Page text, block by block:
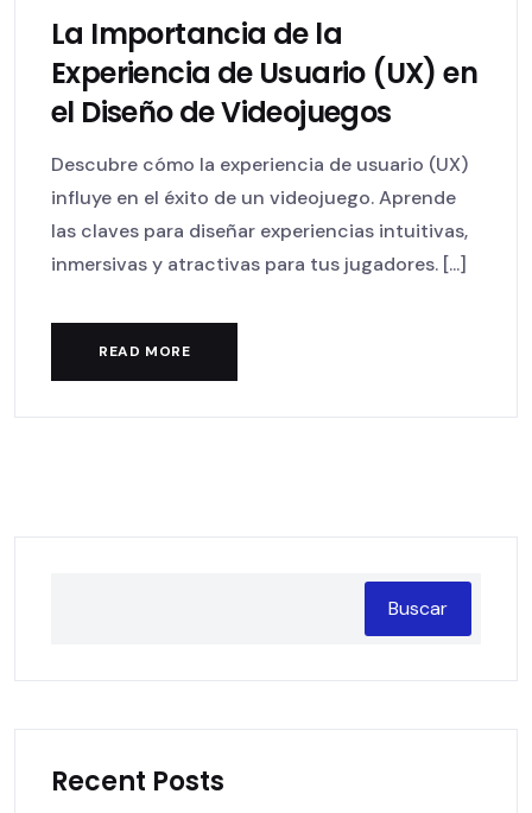
La Importancia de la
Experiencia de Usuario (UX) en
el Diseño de Videojuegos
Descubre cómo la experiencia de usuario (UX)
influye en el éxito de un videojuego. Aprende
las claves para diseñar experiencias intuitivas,
inmersivas y atractivas para tus jugadores. [...]
READ MORE
Buscar
Recent Posts